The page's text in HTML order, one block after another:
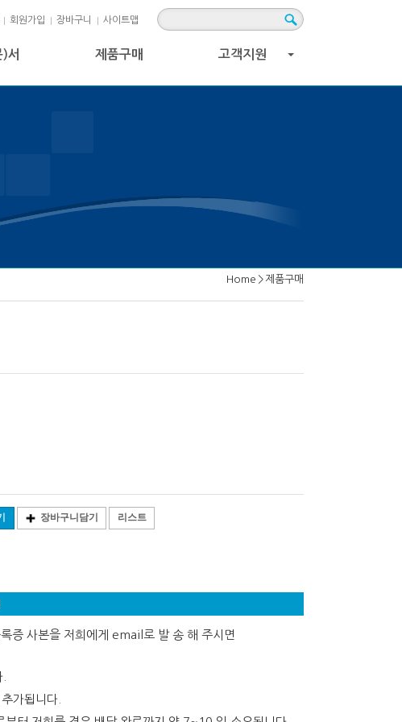
회원가입 장바구니 사이트맵
서 제품구매 고객지원
Home > 제품구매
장바구니담기 리스트
증 사본을 저희에게 email로 발 송 해 주시면
가됩니다.